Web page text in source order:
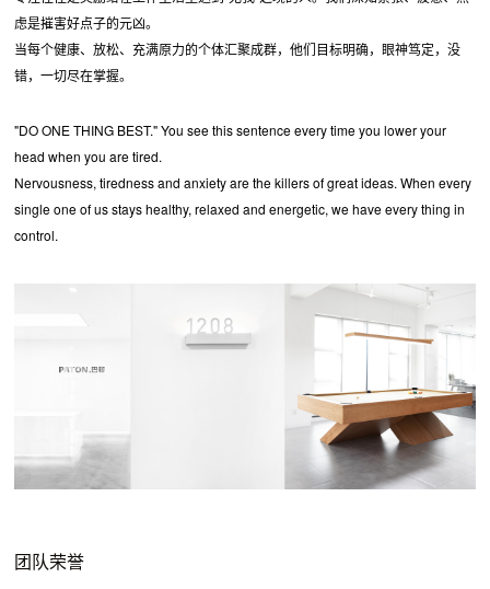
虑是摧害好点子的元凶。
当每个健康、放松、充满原力的个体汇聚成群，他们目标明确，眼神笃定，没
错，一切尽在掌握。
"DO ONE THING BEST." You see this sentence every time you lower your
head when you are tired.
Nervousness, tiredness and anxiety are the killers of great ideas. When every
single one of us stays healthy, relaxed and energetic, we have every thing in
control.
团队荣誉